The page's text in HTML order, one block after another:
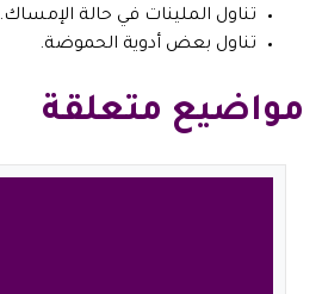
تناول الملينات في حالة الإمساك.
تناول بعض أدوية الحموضة.
مواضيع متعلقة